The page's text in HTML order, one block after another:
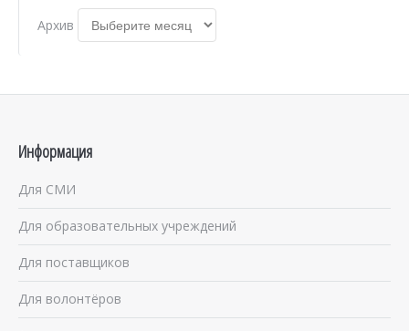
Архив
Информация
Для СМИ
Для образовательных учреждений
Для поставщиков
Для волонтёров